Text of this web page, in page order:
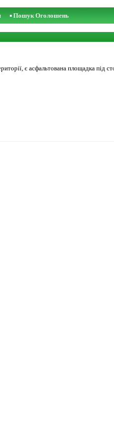
Пошук Оголошень
є асфальтована площадка під